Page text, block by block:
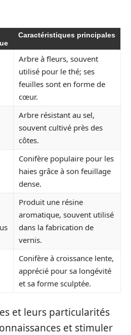
Caractéristiques principales
Arbre à fleurs, souvent
utilisé pour le thé; ses
feuilles sont en forme de
cœur.
Arbre résistant au sel,
souvent cultivé près des
côtes.
Conifère populaire pour les
haies grâce à son feuillage
dense.
Produit une résine
aromatique, souvent utilisé
dans la fabrication de
vernis.
Conifère à croissance lente,
apprécié pour sa longévité
et sa forme sculptée.
et leurs particularités
et stimuler